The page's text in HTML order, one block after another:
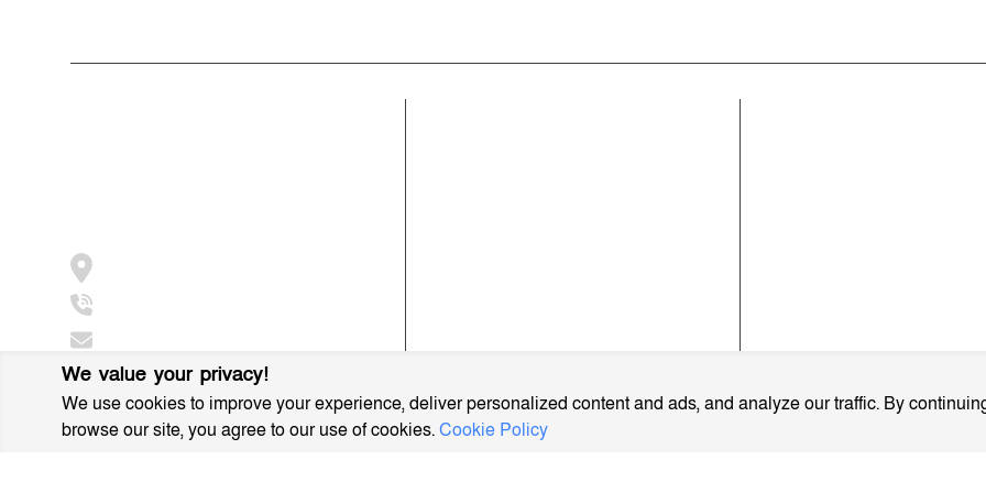
We value your privacy!
We use cookies to improve your experience, deliver personalized content and ads, and analyze our traffic. By
browse our site, you agree to our use of cookies.Cookie Policy